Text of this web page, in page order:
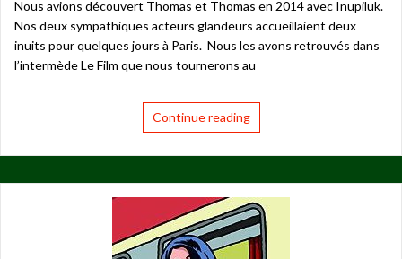
Nous avions découvert Thomas et Thomas en 2014 avec Inupiluk.
Nos deux sympathiques acteurs glandeurs accueillaient deux
inuits pour quelques jours à Paris. Nous les avons retrouvés dans
l’intermède Le Film que nous tournerons au
Continue reading